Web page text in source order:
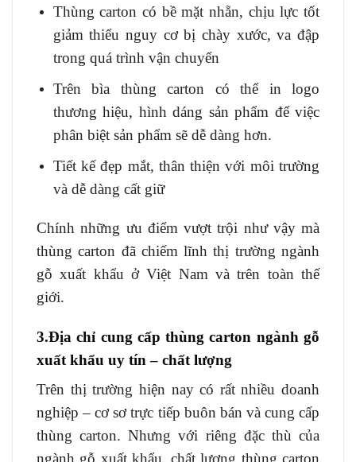
Thùng carton có bề mặt nhẵn, chịu lực tốt
giảm thiểu nguy cơ bị chày xước, va đập
trong quá trình vận chuyển
Trên bìa thùng carton có thể in logo
thương hiệu, hình dáng sản phẩm để việc
phân biệt sản phẩm sẽ dễ dàng hơn.
Tiết kế đẹp mắt, thân thiện với môi trường
và dễ dàng cất giữ
Chính những ưu điểm vượt trội như vậy mà
thùng carton đã chiếm lĩnh thị trường ngành
gỗ xuất khẩu ở Việt Nam và trên toàn thế
giới.
3.Địa chỉ cung cấp thùng carton ngành gỗ
xuất khẩu uy tín – chất lượng
Trên thị trường hiện nay có rất nhiều doanh
nghiệp – cơ sơ trực tiếp buôn bán và cung cấp
thùng carton. Nhưng với riêng đặc thù của
ngành gỗ xuất khẩu, chất lượng thùng carton